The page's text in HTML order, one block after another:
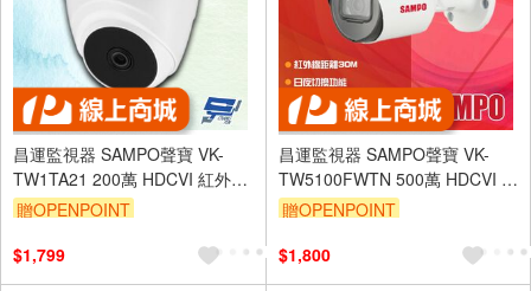
昌運監視器 SAMPO聲寶 VK-
TW1TA21 200萬 HDCVI 紅外線
半球型攝影機 紅外線20M
贈OPENPOINT
$1,799
昌運監視器 SAMPO聲寶 VK-
TW5100FWTN 500萬 HDCVI 紅
外線槍型攝影機
贈OPENPOINT
$1,800